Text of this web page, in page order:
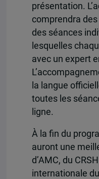
présentation.
comprendra
des séances
lesquelles
avec un expert
la langue
toutes les
ligne.
À la fin du
auront une
d’AMC, du
internationale